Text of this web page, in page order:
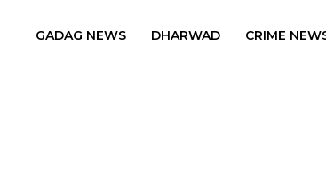
GADAG NEWS DHARWAD CRIME